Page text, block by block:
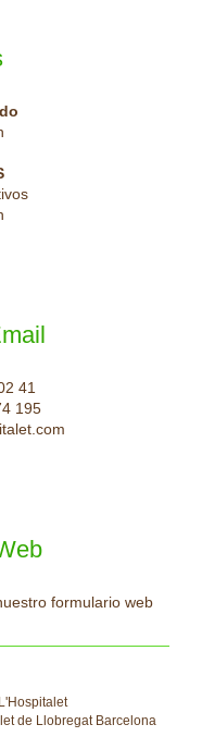
41
195
formulario web
de Llobregat Barcelona